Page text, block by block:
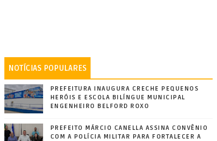
NOTÍCIAS POPULARES
PREFEITURA INAUGURA CRECHE PEQUENOS
HERÓIS E ESCOLA BILÍNGUE MUNICIPAL
ENGENHEIRO BELFORD ROXO
PREFEITO MÁRCIO CANELLA ASSINA CONVÊNIO
COM A POLÍCIA MILITAR PARA FORTALECER A